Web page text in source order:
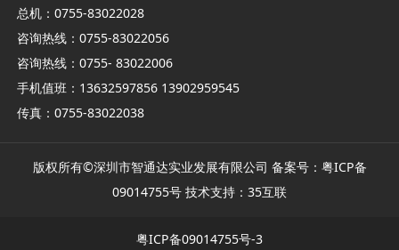
总机：0755-83022028
咨询热线：0755-83022056
咨询热线：0755- 83022006
手机值班：13632597856 13902959545
传真：0755-83022038
版权所有©深圳市智通达实业发展有限公司 备案号： 粤ICP备
09014755号 技术支持：35互联
粤ICP备09014755号-3